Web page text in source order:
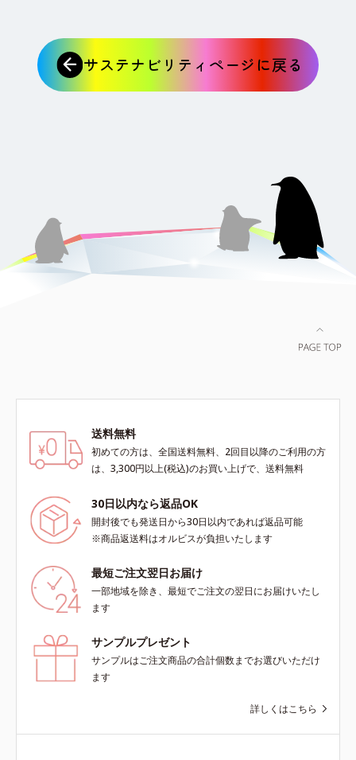
サステナビリティページに戻る
送料無料
初めての方は、全国送料無料、2回目以降のご利用の方
は、3,300円以上(税込)のお買い上げで、送料無料
30日以内なら返品OK
開封後でも発送日から30日以内であれば返品可能
※商品返送料はオルビスが負担いたします
最短ご注文翌日お届け
一部地域を除き、最短でご注文の翌日にお届けいたし
ます
サンプルプレゼント
サンプルはご注文商品の合計個数までお選びいただけ
ます
詳しくはこちら